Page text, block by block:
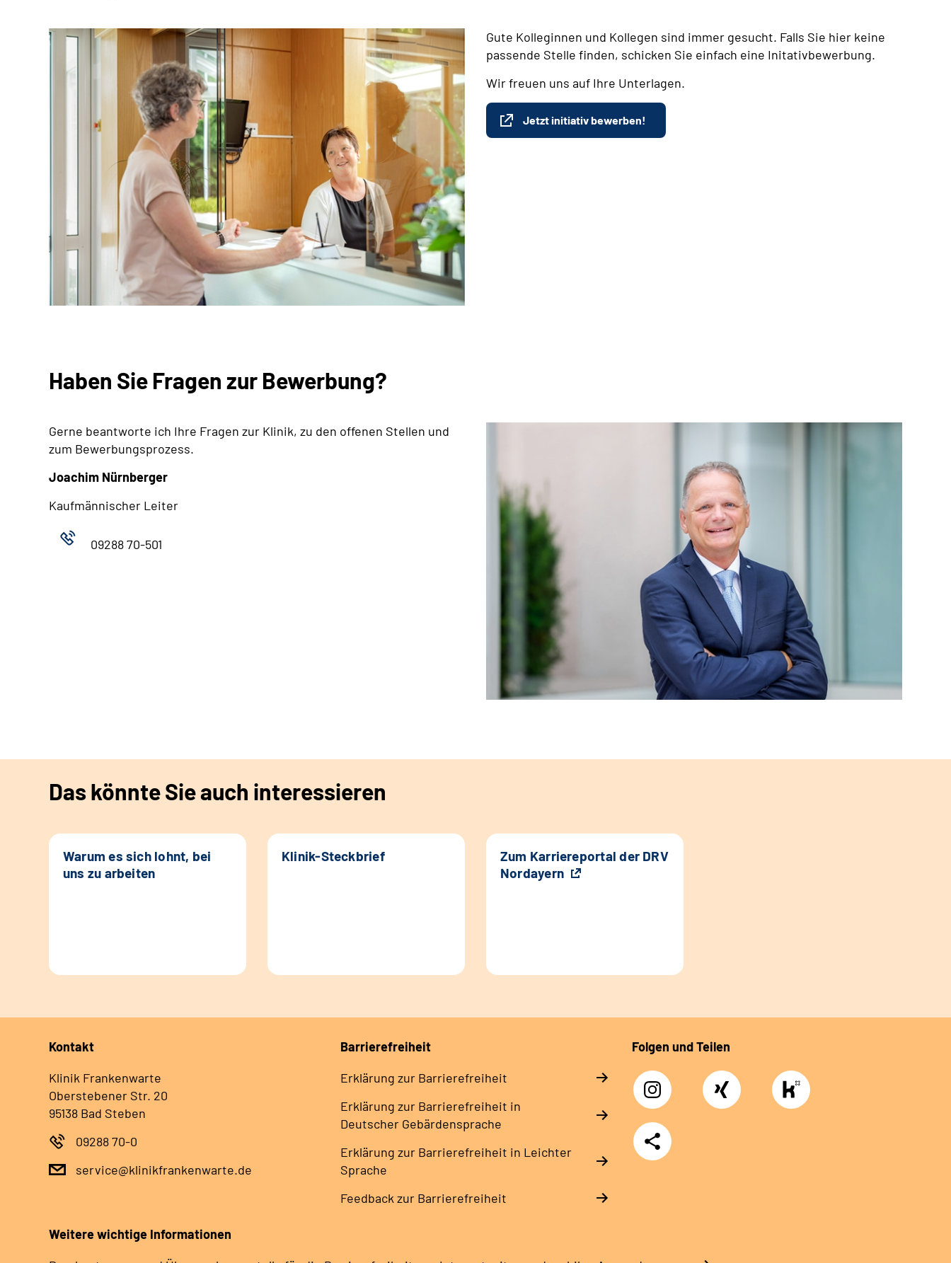
Gute Kolleginnen und Kollegen sind immer gesucht. Falls Sie hier keine
passende Stelle finden, schicken Sie einfach eine Initativbewerbung.
Wir freuen uns auf Ihre Unterlagen.
Jetzt initiativ bewerben!
Haben Sie Fragen zur Bewerbung?
Gerne beantworte ich Ihre Fragen zur Klinik, zu den offenen Stellen und
zum Bewerbungsprozess.
Joachim Nürnberger
Kaufmännischer Leiter
09288 70-501
Das könnte Sie auch interessieren
Warum es sich lohnt, bei
uns zu arbeiten
Klinik-Steckbrief
Zum Karriereportal der DRV
Nordayern
Kontakt
Klinik Frankenwarte
Oberstebener Str. 20
95138 Bad Steben
09288 70-0
service@klinikfrankenwarte.de
Barrierefreiheit
Erklärung zur Barrierefreiheit
Erklärung zur Barrierefreiheit in
Deutscher Gebärdensprache
Erklärung zur Barrierefreiheit in Leichter
Sprache
Feedback zur Barrierefreiheit
Folgen und Teilen
Instagram Xing
https://www.kununu.com/de/deutsche-
rentenversicherung-
nordbayern6
Teilen
Weitere wichtige Informationen